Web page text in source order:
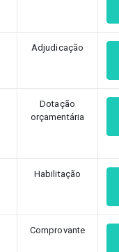
Adjudicação
Dotação
orçamentária
Habilitação
Comprovante